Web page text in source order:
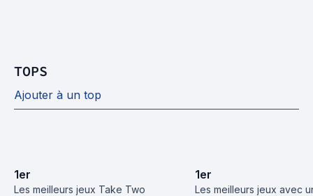
TOPS
Ajouter à un top
1er
Les meilleurs jeux Take Two
1er
Les meilleurs jeux avec